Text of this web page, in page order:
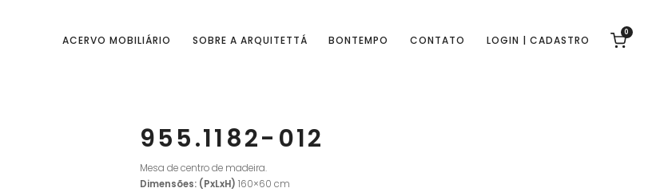
ACERVO MOBILIÁRIO SOBRE A ARQUITETTÁ BONTEMPO CONTATO LOGIN | CADASTRO
0
955.1182-012
Mesa de centro de madeira.
Dimensões: (PxLxH) 160×60 cm